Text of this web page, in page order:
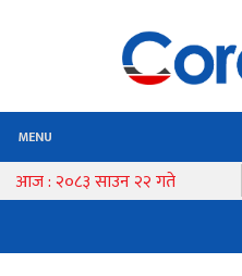
MENU
आज : २०८३ साउन २२ गते